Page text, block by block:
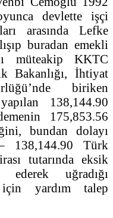
devlette işçi
arasında Lefke
buradan emekli
müteakip KKTC
Bakanlığı, İhtiyat
biriken
138,144.90
175,853.56
bundan dolayı
138,144.90 Türk
tutarında eksik
ederek uğradığı
yardım talep